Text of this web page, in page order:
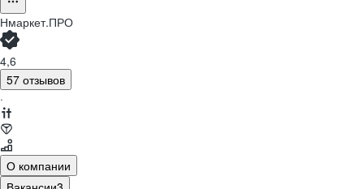
Нмаркет.ПРО
4,6
57 отзывов
·
О компании